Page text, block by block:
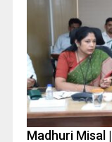
Madhuri Misal |